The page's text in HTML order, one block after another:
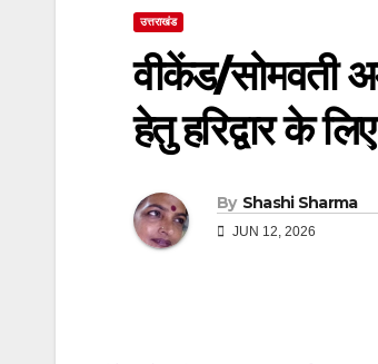
उत्तराखंड
वीकेंड/सोमवती
हेतु हरिद्वार के
By Shashi Sharma
JUN 12, 2026